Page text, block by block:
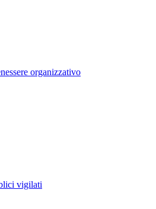
organizzativo
vigilati